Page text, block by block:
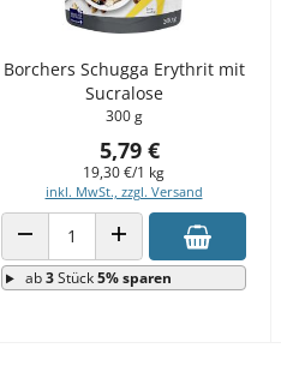
Borchers Schugga Erythrit mit
Sucralose
300 g
5,79 €
19,30 €/1 kg
inkl. MwSt., zzgl. Versand
ANZAHL VERRINGERNANZAHL ERHÖHEN
ab3Stück5% sparen